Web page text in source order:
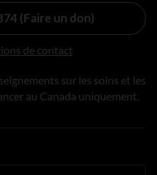
(Faire un don)
de contact
sur les soins et les
au Canada uniquement.